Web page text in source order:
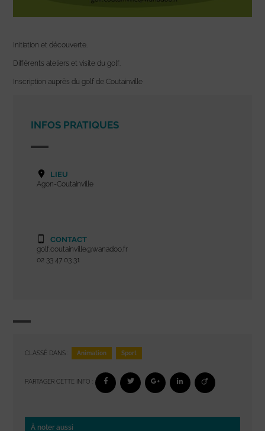
Initiation et découverte.
Différents ateliers et visite du golf.
Inscription auprès du golf de Coutainville
INFOS PRATIQUES
LIEU
Agon-Coutainville
CONTACT
golf.coutainville@wanadoo.fr
02 33 47 03 31
CLASSÉ DANS : Animation Sport
PARTAGER CETTE INFO :
À noter aussi